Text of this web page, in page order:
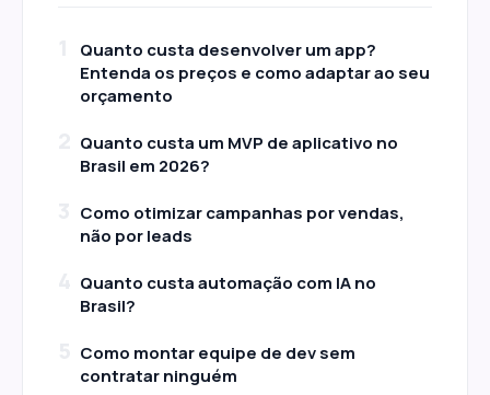
Quanto custa desenvolver um app?
Entenda os preços e como adaptar ao seu
orçamento
Quanto custa um MVP de aplicativo no
Brasil em 2026?
Como otimizar campanhas por vendas,
não por leads
Quanto custa automação com IA no
Brasil?
Como montar equipe de dev sem
contratar ninguém